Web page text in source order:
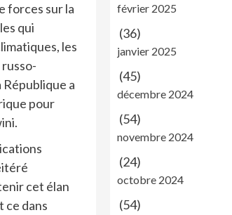
forces sur la
qui
les
République a
pour
cet élan
ce dans
février 2025
(36)
janvier 2025
(45)
décembre 2024
(54)
novembre 2024
(24)
octobre 2024
(54)